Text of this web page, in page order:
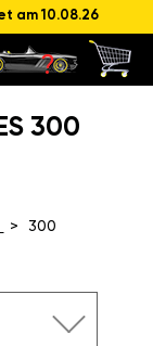
am 10.08.26
300
300